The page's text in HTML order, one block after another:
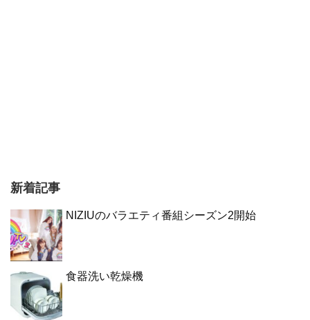
新着記事
NIZIUのバラエティ番組シーズン2開始
食器洗い乾燥機